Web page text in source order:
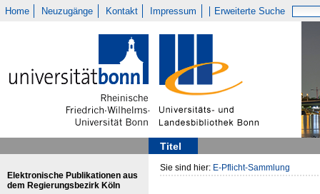
Home Neuzugänge Kontakt Impressum Erweiterte Suche
Titel
Elektronische Publikationen aus
dem Regierungsbezirk Köln
Sie sind hier: E-Pflicht-Sammlung